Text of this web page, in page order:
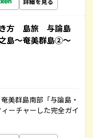
方 島旅 与論島
島～奄美群島②～
美群島南部「与論島・
ーチャーした完全ガイ